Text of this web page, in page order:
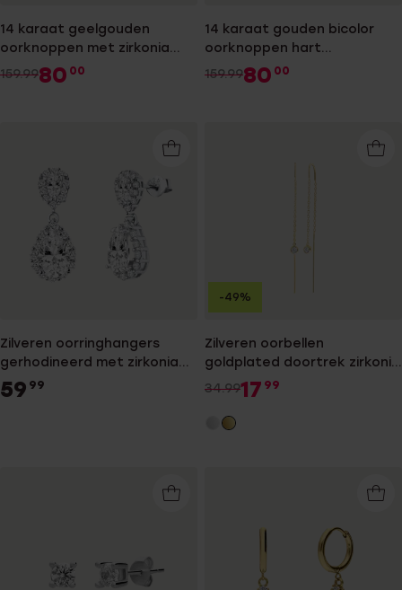
14 karaat geelgouden
oorknoppen met zirkonia
voor heren
159.9980 00
14 karaat gouden bicolor
oorknoppen hart
opengewerk voor dames
159.9980 00
Zilveren oorringhangers
gerhodineerd met zirkonia
voor dames
59 99
Zilveren oorbellen
goldplated doortrek zirkonia
voor dames
34.9917 99
-49%